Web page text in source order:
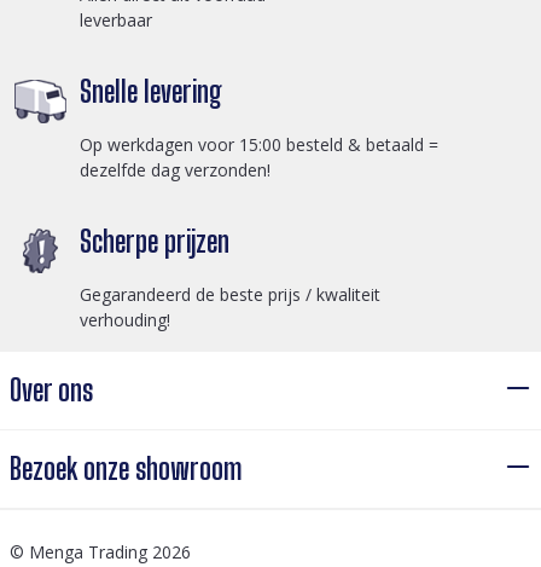
leverbaar
Snelle levering
Op werkdagen voor 15:00 besteld & betaald =
dezelfde dag verzonden!
Scherpe prijzen
Gegarandeerd de beste prijs / kwaliteit
verhouding!
Over ons
Bezoek onze showroom
© Menga Trading 2026